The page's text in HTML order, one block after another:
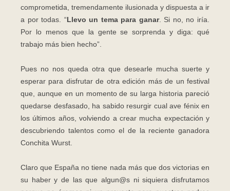
comprometida, tremendamente ilusionada y dispuesta a ir
a por todas. “Llevo un tema para ganar. Si no, no iría.
Por lo menos que la gente se sorprenda y diga: qué
trabajo más bien hecho”.
Pues no nos queda otra que desearle mucha suerte y
esperar para disfrutar de otra edición más de un festival
que, aunque en un momento de su larga historia pareció
quedarse desfasado, ha sabido resurgir cual ave fénix en
los últimos años, volviendo a crear mucha expectación y
descubriendo talentos como el de la reciente ganadora
Conchita Wurst.
Claro que España no tiene nada más que dos victorias en
su haber y de las que algun@s ni siquiera disfrutamos